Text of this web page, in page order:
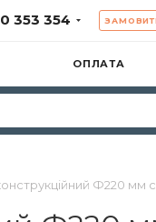
353 354
ОПЛАТА
Ф220 мм